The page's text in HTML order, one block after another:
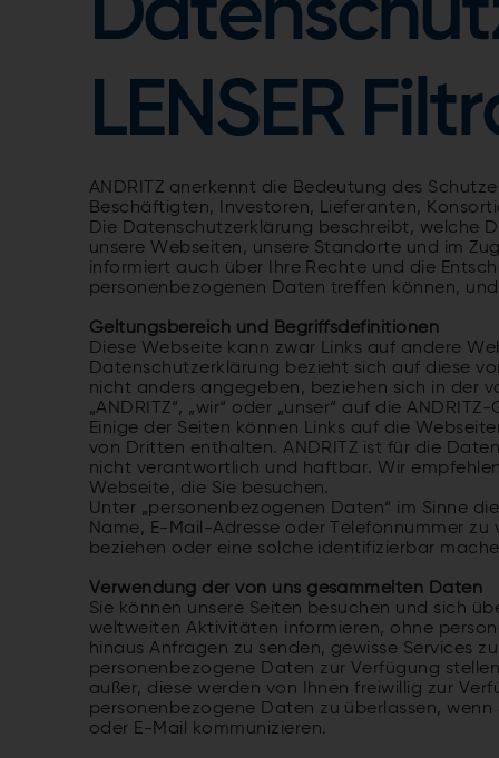
LENSER
ANDRITZ anerkennt die Bedeutung des
Beschäftigten, Investoren, Lieferanten,
Die Datenschutzerklärung beschreibt, welche
unsere Webseiten, unsere Standorte und im
informiert auch über Ihre Rechte und die
personenbezogenen Daten treffen können,
Geltungsbereich und Begriffsdefinitionen
Diese Webseite kann zwar Links auf andere
Datenschutzerklärung bezieht sich auf diese
nicht anders angegeben, beziehen sich in der
„ANDRITZ“, „wir“ oder „unser“ auf die ANDRITZ-
Einige der Seiten können Links auf die
von Dritten enthalten. ANDRITZ ist für die
nicht verantwortlich und haftbar. Wir
Webseite, die Sie besuchen.
Unter „personenbezogenen Daten“ im Sinne
Name, E-Mail-Adresse oder Telefonnummer
beziehen oder eine solche identifizierbar
Verwendung der von uns gesammelten Daten
Sie können unsere Seiten besuchen und sich
weltweiten Aktivitäten informieren, ohne
hinaus Anfragen zu senden, gewisse Services
personenbezogene Daten zur Verfügung
außer, diese werden von Ihnen freiwillig zur
personenbezogene Daten zu überlassen,
oder E-Mail kommunizieren.